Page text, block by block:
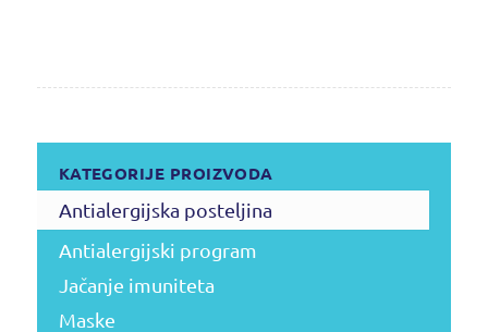
KATEGORIJE PROIZVODA
Antialergijska posteljina
Antialergijski program
Jačanje imuniteta
Maske